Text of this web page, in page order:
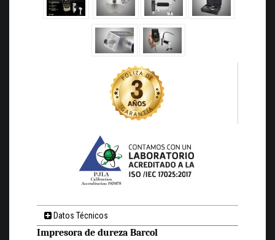
Datos Técnicos
Impresora de dureza Barcol